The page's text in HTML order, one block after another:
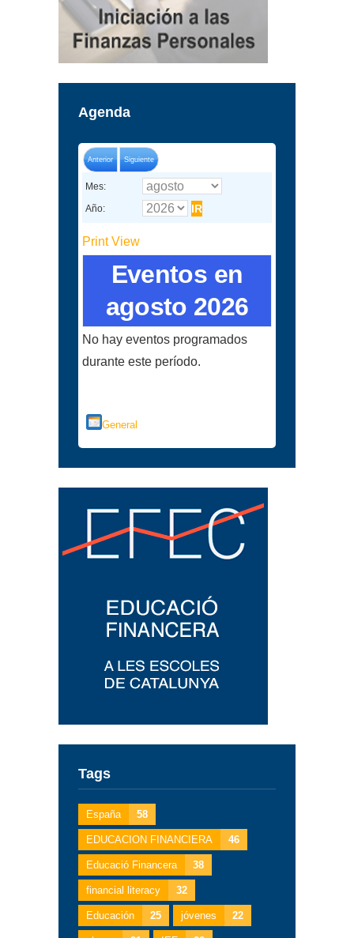
Agenda
Anterior Siguiente
Mes:
Año:
PrintView
Eventos en
agosto 2026
No hay eventos programados
durante este período.
General
Tags
España 58
EDUCACION FINANCIERA 46
Educació Financera 38
financial literacy 32
Educación 25 jóvenes 22